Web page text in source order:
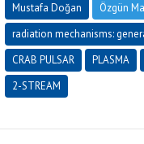
Mustafa Doğan Özgün
radiation mechanisms:
CRAB PULSAR
PLASMA
2-STREAM